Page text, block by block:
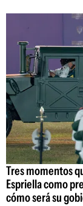
Tres momentos
Espriella como
cómo será su